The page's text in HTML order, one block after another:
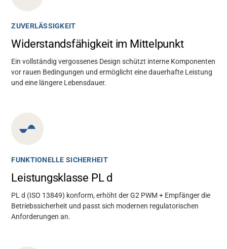
ZUVERLÄSSIGKEIT
Widerstandsfähigkeit im Mittelpunkt
Ein vollständig vergossenes Design schützt interne Komponenten
vor rauen Bedingungen und ermöglicht eine dauerhafte Leistung
und eine längere Lebensdauer.
FUNKTIONELLE SICHERHEIT
Leistungsklasse PL d
PL d (ISO 13849) konform, erhöht der G2 PWM + Empfänger die
Betriebssicherheit und passt sich modernen regulatorischen
Anforderungen an.